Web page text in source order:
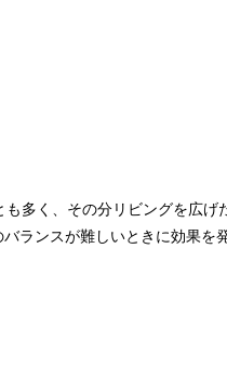
多く、その分リビングを広
ランスが難しいときに効果を